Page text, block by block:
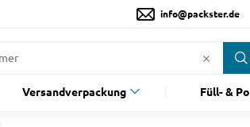
info@packster.de
Versandverpackung Füll- &